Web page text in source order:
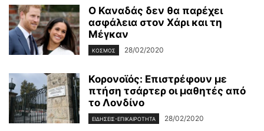
Ο Καναδάς δεν θα παρέχει
ασφάλεια στον Χάρι και τη
Μέγκαν
ΚΌΣΜΟΣ 28/02/2020
Κορονοϊός: Επιστρέφουν με
πτήση τσάρτερ οι μαθητές από
το Λονδίνο
ΕΙΔΉΣΕΙΣ-ΕΠΙΚΑΙΡΌΤΗΤΑ 28/02/2020